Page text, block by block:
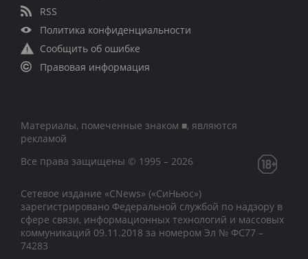
RSS
Политика конфиденциальности
Сообщить об ошибке
Правовая информация
Материалы, помеченные знаком ■, являются
рекламой
Все права защищены © 1995 – 2026
Сетевое издание «CNews» («СиНьюс»)
зарегистрировано Федеральной службой по надзору в
сфере связи, информационных технологий и массовых
коммуникаций 09.11.2018 за номером Эл № ФС77 –
74283